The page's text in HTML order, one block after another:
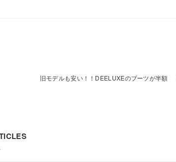
旧モデルも安い！！DEELUXEのブーツが半額